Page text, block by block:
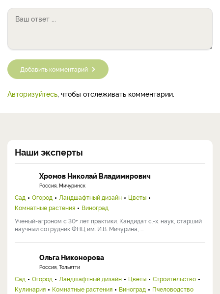
Добавить комментарий
Авторизуйтесь, чтобы отслеживать комментарии.
Наши эксперты
Хромов Николай Владимирович
Россия, Мичуринск
Сад Огород Ландшафтный дизайн
Цветы
Комнатные растения
Виноград
Ученый-агроном с 30+ лет практики. Кандидат с.-х. наук, старший
научный сотрудник ФНЦ им. И.В. Мичурина, ...
Ольга Никонорова
Россия, Тольятти
Сад Огород Ландшафтный дизайн Цветы
Строительство
Кулинария
Комнатные растения Виноград
Пчеловодство